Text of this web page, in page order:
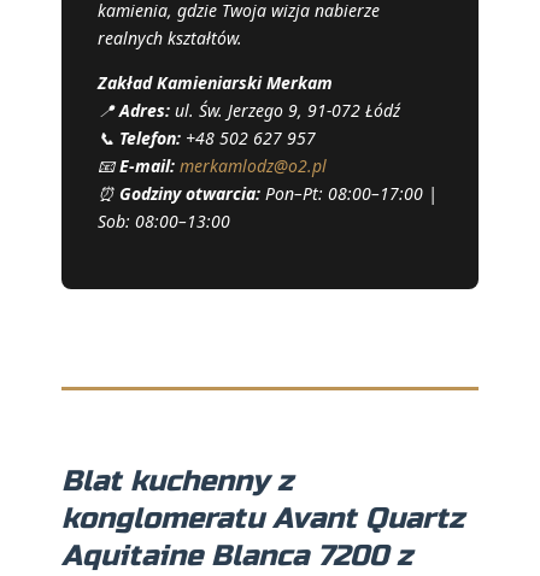
kamienia, gdzie Twoja wizja nabierze
realnych kształtów.
Zakład Kamieniarski Merkam
📍Adres: ul. Św. Jerzego 9, 91-072 Łódź
📞 Telefon: +48 502 627 957
📧E-mail: merkamlodz@o2.pl
⏰Godziny otwarcia: Pon–Pt: 08:00–17:00 |
Sob: 08:00–13:00
Blat kuchenny z
konglomeratu Avant Quartz
Aquitaine Blanca 7200 z